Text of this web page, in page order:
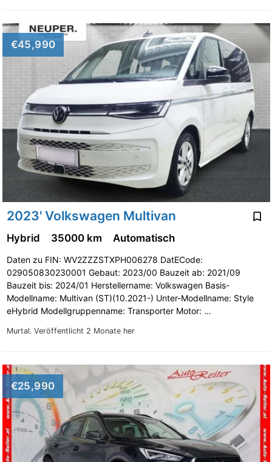
€45,990
2023' Volkswagen Multivan
Murtal. Veröffentlicht 2 Monate her
Hybrid 35000 km Automatisch
Daten zu FIN: WV2ZZZSTXPH006278 DatECode:
029050830230001 Gebaut: 2023/00 Bauzeit ab: 2021/09
Bauzeit bis: 2024/01 Herstellername: Volkswagen Basis-
Modellname: Multivan (ST)(10.2021-) Unter-Modellname: Style
eHybrid Modellgruppenname: Transporter Motor: …
€25,990